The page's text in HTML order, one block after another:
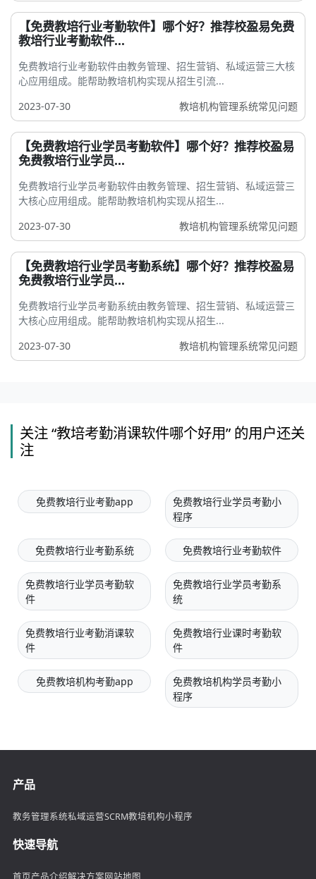
【免费教培行业考勤软件】哪个好？推荐校盈易免费
教培行业考勤软件...
免费教培行业考勤软件由教务管理、招生营销、私域运营三大核
心应用组成。能帮助教培机构实现从招生引流...
2023-07-30
教培机构管理系统常见问题
【免费教培行业学员考勤软件】哪个好？推荐校盈易
免费教培行业学员...
免费教培行业学员考勤软件由教务管理、招生营销、私域运营三
大核心应用组成。能帮助教培机构实现从招生...
2023-07-30
教培机构管理系统常见问题
【免费教培行业学员考勤系统】哪个好？推荐校盈易
免费教培行业学员...
免费教培行业学员考勤系统由教务管理、招生营销、私域运营三
大核心应用组成。能帮助教培机构实现从招生...
2023-07-30
教培机构管理系统常见问题
关注 “教培考勤消课软件哪个好用” 的用户还关
注
免费教培行业考勤app
免费教培行业学员考勤小
程序
免费教培行业考勤系统 免费教培行业考勤软件
免费教培行业学员考勤软
件
免费教培行业学员考勤系
统
免费教培行业考勤消课软
件
免费教培行业课时考勤软
件
免费教培机构考勤app
免费教培机构学员考勤小
程序
产品
教务管理系统私域运营SCRM教培机构小程序
快速导航
首页产品介绍解决方案网站地图